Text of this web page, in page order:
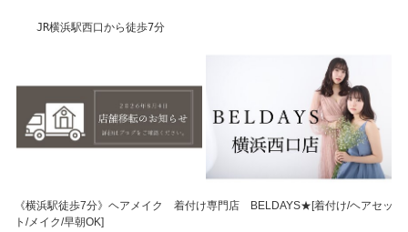
JR横浜駅西口から徒歩7分
《横浜駅徒歩7分》ヘアメイク 着付け専門店 BELDAYS★[着付け/ヘアセッ
ト/メイク/早朝OK]